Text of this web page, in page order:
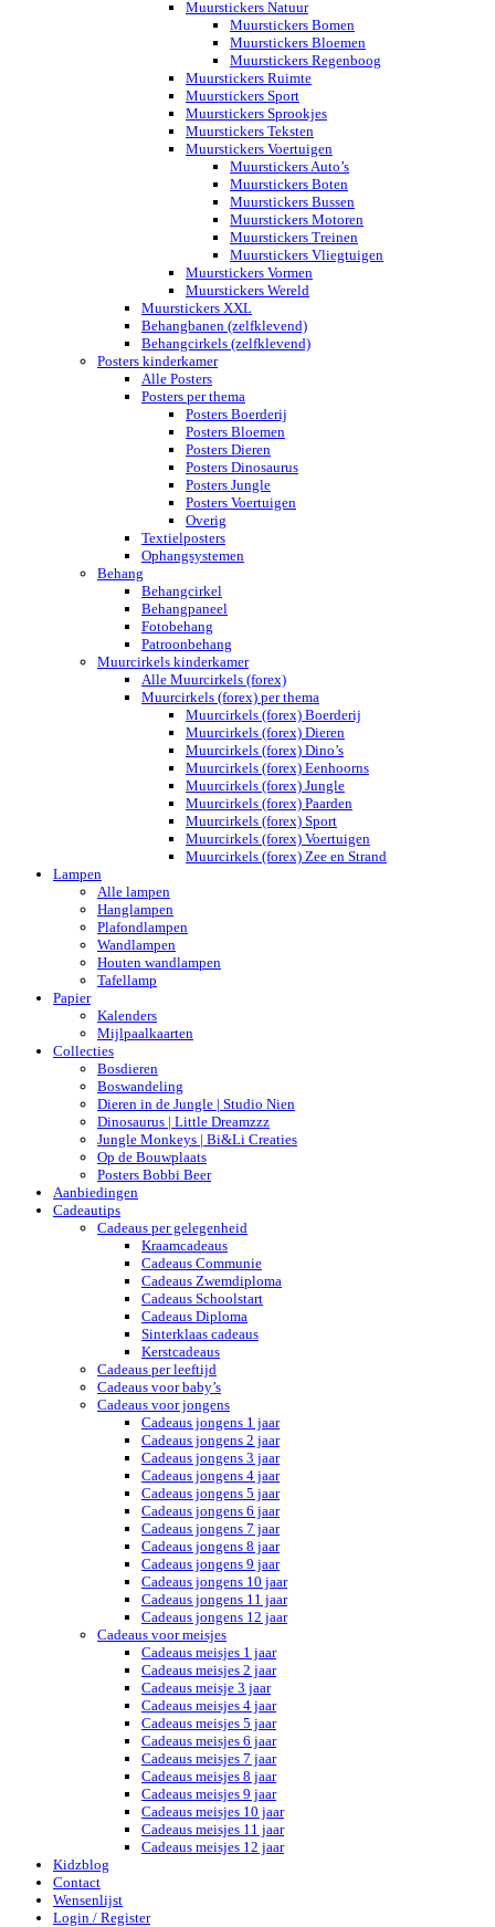
Muurstickers Natuur
Muurstickers Bomen
Muurstickers Bloemen
Muurstickers Regenboog
Muurstickers Ruimte
Muurstickers Sport
Muurstickers Sprookjes
Muurstickers Teksten
Muurstickers Voertuigen
Muurstickers Auto’s
Muurstickers Boten
Muurstickers Bussen
Muurstickers Motoren
Muurstickers Treinen
Muurstickers Vliegtuigen
Muurstickers Vormen
Muurstickers Wereld
Muurstickers XXL
Behangbanen (zelfklevend)
Behangcirkels (zelfklevend)
Posters kinderkamer
Alle Posters
Posters per thema
Posters Boerderij
Posters Bloemen
Posters Dieren
Posters Dinosaurus
Posters Jungle
Posters Voertuigen
Overig
Textielposters
Ophangsystemen
Behang
Behangcirkel
Behangpaneel
Fotobehang
Patroonbehang
Muurcirkels kinderkamer
Alle Muurcirkels (forex)
Muurcirkels (forex) per thema
Muurcirkels (forex) Boerderij
Muurcirkels (forex) Dieren
Muurcirkels (forex) Dino’s
Muurcirkels (forex) Eenhoorns
Muurcirkels (forex) Jungle
Muurcirkels (forex) Paarden
Muurcirkels (forex) Sport
Muurcirkels (forex) Voertuigen
Muurcirkels (forex) Zee en Strand
Lampen
Alle lampen
Hanglampen
Plafondlampen
Wandlampen
Houten wandlampen
Tafellamp
Papier
Kalenders
Mijlpaalkaarten
Collecties
Bosdieren
Boswandeling
Dieren in de Jungle | Studio Nien
Dinosaurus | Little Dreamzzz
Jungle Monkeys | Bi&Li Creaties
Op de Bouwplaats
Posters Bobbi Beer
Aanbiedingen
Cadeautips
Cadeaus per gelegenheid
Kraamcadeaus
Cadeaus Communie
Cadeaus Zwemdiploma
Cadeaus Schoolstart
Cadeaus Diploma
Sinterklaas cadeaus
Kerstcadeaus
Cadeaus per leeftijd
Cadeaus voor baby’s
Cadeaus voor jongens
Cadeaus jongens 1 jaar
Cadeaus jongens 2 jaar
Cadeaus jongens 3 jaar
Cadeaus jongens 4 jaar
Cadeaus jongens 5 jaar
Cadeaus jongens 6 jaar
Cadeaus jongens 7 jaar
Cadeaus jongens 8 jaar
Cadeaus jongens 9 jaar
Cadeaus jongens 10 jaar
Cadeaus jongens 11 jaar
Cadeaus jongens 12 jaar
Cadeaus voor meisjes
Cadeaus meisjes 1 jaar
Cadeaus meisjes 2 jaar
Cadeaus meisje 3 jaar
Cadeaus meisjes 4 jaar
Cadeaus meisjes 5 jaar
Cadeaus meisjes 6 jaar
Cadeaus meisjes 7 jaar
Cadeaus meisjes 8 jaar
Cadeaus meisjes 9 jaar
Cadeaus meisjes 10 jaar
Cadeaus meisjes 11 jaar
Cadeaus meisjes 12 jaar
Kidzblog
Contact
Wensenlijst
Login / Register